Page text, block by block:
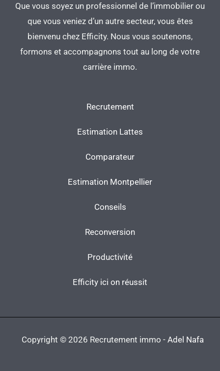
Que vous soyez un professionnel de l’immobilier ou
que vous veniez d’un autre secteur, vous êtes
bienvenu chez Efficity. Nous vous soutenons,
formons et accompagnons tout au long de votre
carrière immo.
Recrutement
Estimation Lattes
Comparateur
Estimation Montpellier
Conseils
Reconversion
Productivité
Efficity ici on réussit
Copyright © 2026 Recrutement immo - Adel Nafa